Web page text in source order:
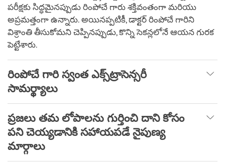
పరీక్షకు సిద్ధమైనప్పుడు రింపోచే గారు శక్తివంతంగా మరియు
అప్రమత్తంగా ఉన్నారు. అయినప్పటికీ, డాక్టర్ రింపోచే గారిని
విశ్రాంతి తీసుకోమని చెప్పినప్పుడు, కొన్ని సెకన్లలోనే ఆయన గురక
పెట్టేశారు.
రింపోచే గారి స్వంత ఎక్స్‌ట్రాసెన్సరీ
సామర్థ్యాలు
ప్రజలు తమ లోపాలను గుర్తించి దాని కోసం
పని చెయ్యడానికి సహాయపడే నైపుణ్య
మార్గాలు